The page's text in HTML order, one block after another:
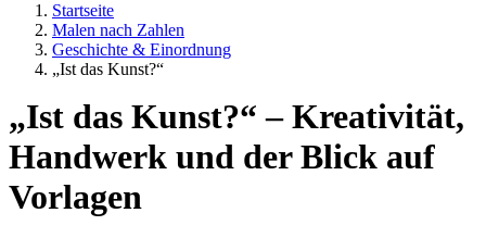
Pfadnavigation
Startseite
Malen nach Zahlen
Geschichte & Einordnung
„Ist das Kunst?“
„Ist das Kunst?“ – Kreativität,
Handwerk und der Blick auf
Vorlagen